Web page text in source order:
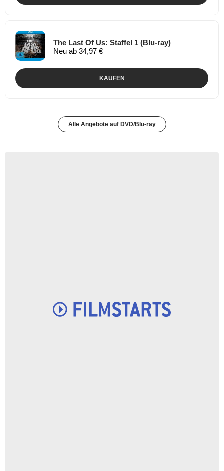
The Last Of Us: Staffel 1 (Blu-ray)
Neu ab 34,97 €
KAUFEN
Alle Angebote auf DVD/Blu-ray